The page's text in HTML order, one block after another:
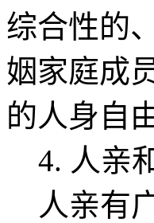
综合性的
姻家庭成
的人身自
4. 人亲
人亲有